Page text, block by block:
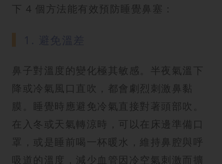
下 4 個方法能有效預防睡覺鼻塞：
鼻子對溫度的變化極其敏感。半夜氣溫下
降或冷氣風口直吹，都會劇烈刺激鼻黏
膜。睡覺時應避免冷氣直接對著頭部吹。
在入冬或天氣轉涼時，可以在床邊準備口
罩，或是睡前喝一杯暖水，維持鼻腔與呼
吸道的溫度，減少血管因冷空氣刺激而擴